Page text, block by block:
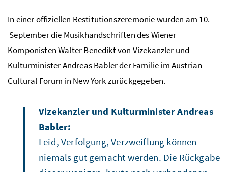
In einer offiziellen Restitutionszeremonie wurden am 10.
September die Musikhandschriften des Wiener
Komponisten Walter Benedikt von Vizekanzler und
Kulturminister Andreas Babler der Familie imAustrian
Cultural Forum in New York zurückgegeben.
Vizekanzler und Kulturminister Andreas
Babler:
Leid, Verfolgung, Verzweiflung können
niemals gut gemacht werden. Die Rückgabe